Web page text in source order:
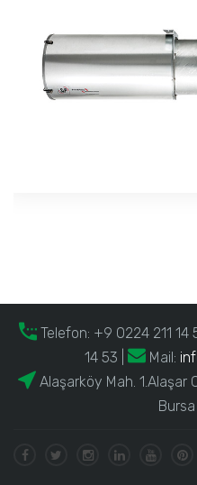
Telefon: +9 0224 211 14
14 53 |
Mail:
Alaşarköy Mah. 1.Alaşar